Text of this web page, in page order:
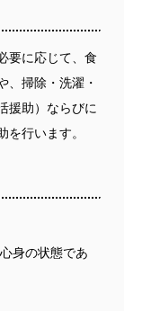
要に応じて、食
、掃除・洗濯・
援助）ならびに
行います。
身の状態であ